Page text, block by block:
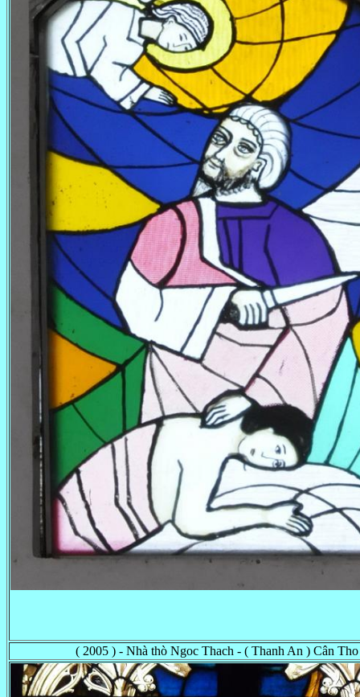
( 2005 ) - Nhà thò Ngoc Thach - ( Thanh An ) Cân